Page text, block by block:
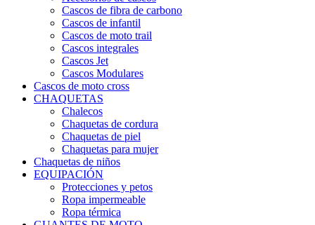
Cascos de fibra de carbono
Cascos de infantil
Cascos de moto trail
Cascos integrales
Cascos Jet
Cascos Modulares
Cascos de moto cross
CHAQUETAS
Chalecos
Chaquetas de cordura
Chaquetas de piel
Chaquetas para mujer
Chaquetas de niños
EQUIPACIÓN
Protecciones y petos
Ropa impermeable
Ropa térmica